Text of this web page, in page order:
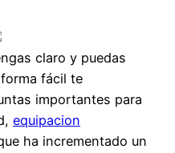
claro y puedas
fácil te
importantes para
equipacion
ha incrementado un